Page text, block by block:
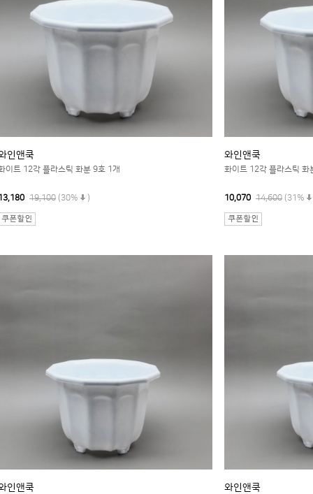
인앤쿡
이트 12각 플라스틱 화분 9호 1개
19,100 (30% )
와인앤쿡
화이트 12각 플라스틱 화
10,070 14,600 (31%
인앤쿡 와인앤쿡